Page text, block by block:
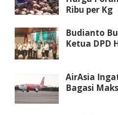
Ribu per Kg
Budianto
Ketua DPD
AirAsia
Bagasi